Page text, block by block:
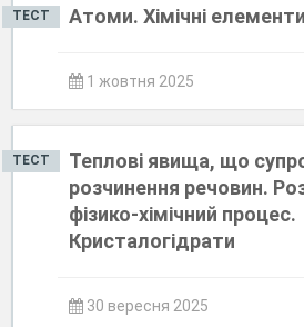
ТЕСТ Атоми. Хімічні
1 жовтня 2025
ТЕСТ
Теплові явища, що
розчинення речовин.
фізико-хімічний процес.
Кристалогідрати
30 вересня 2025